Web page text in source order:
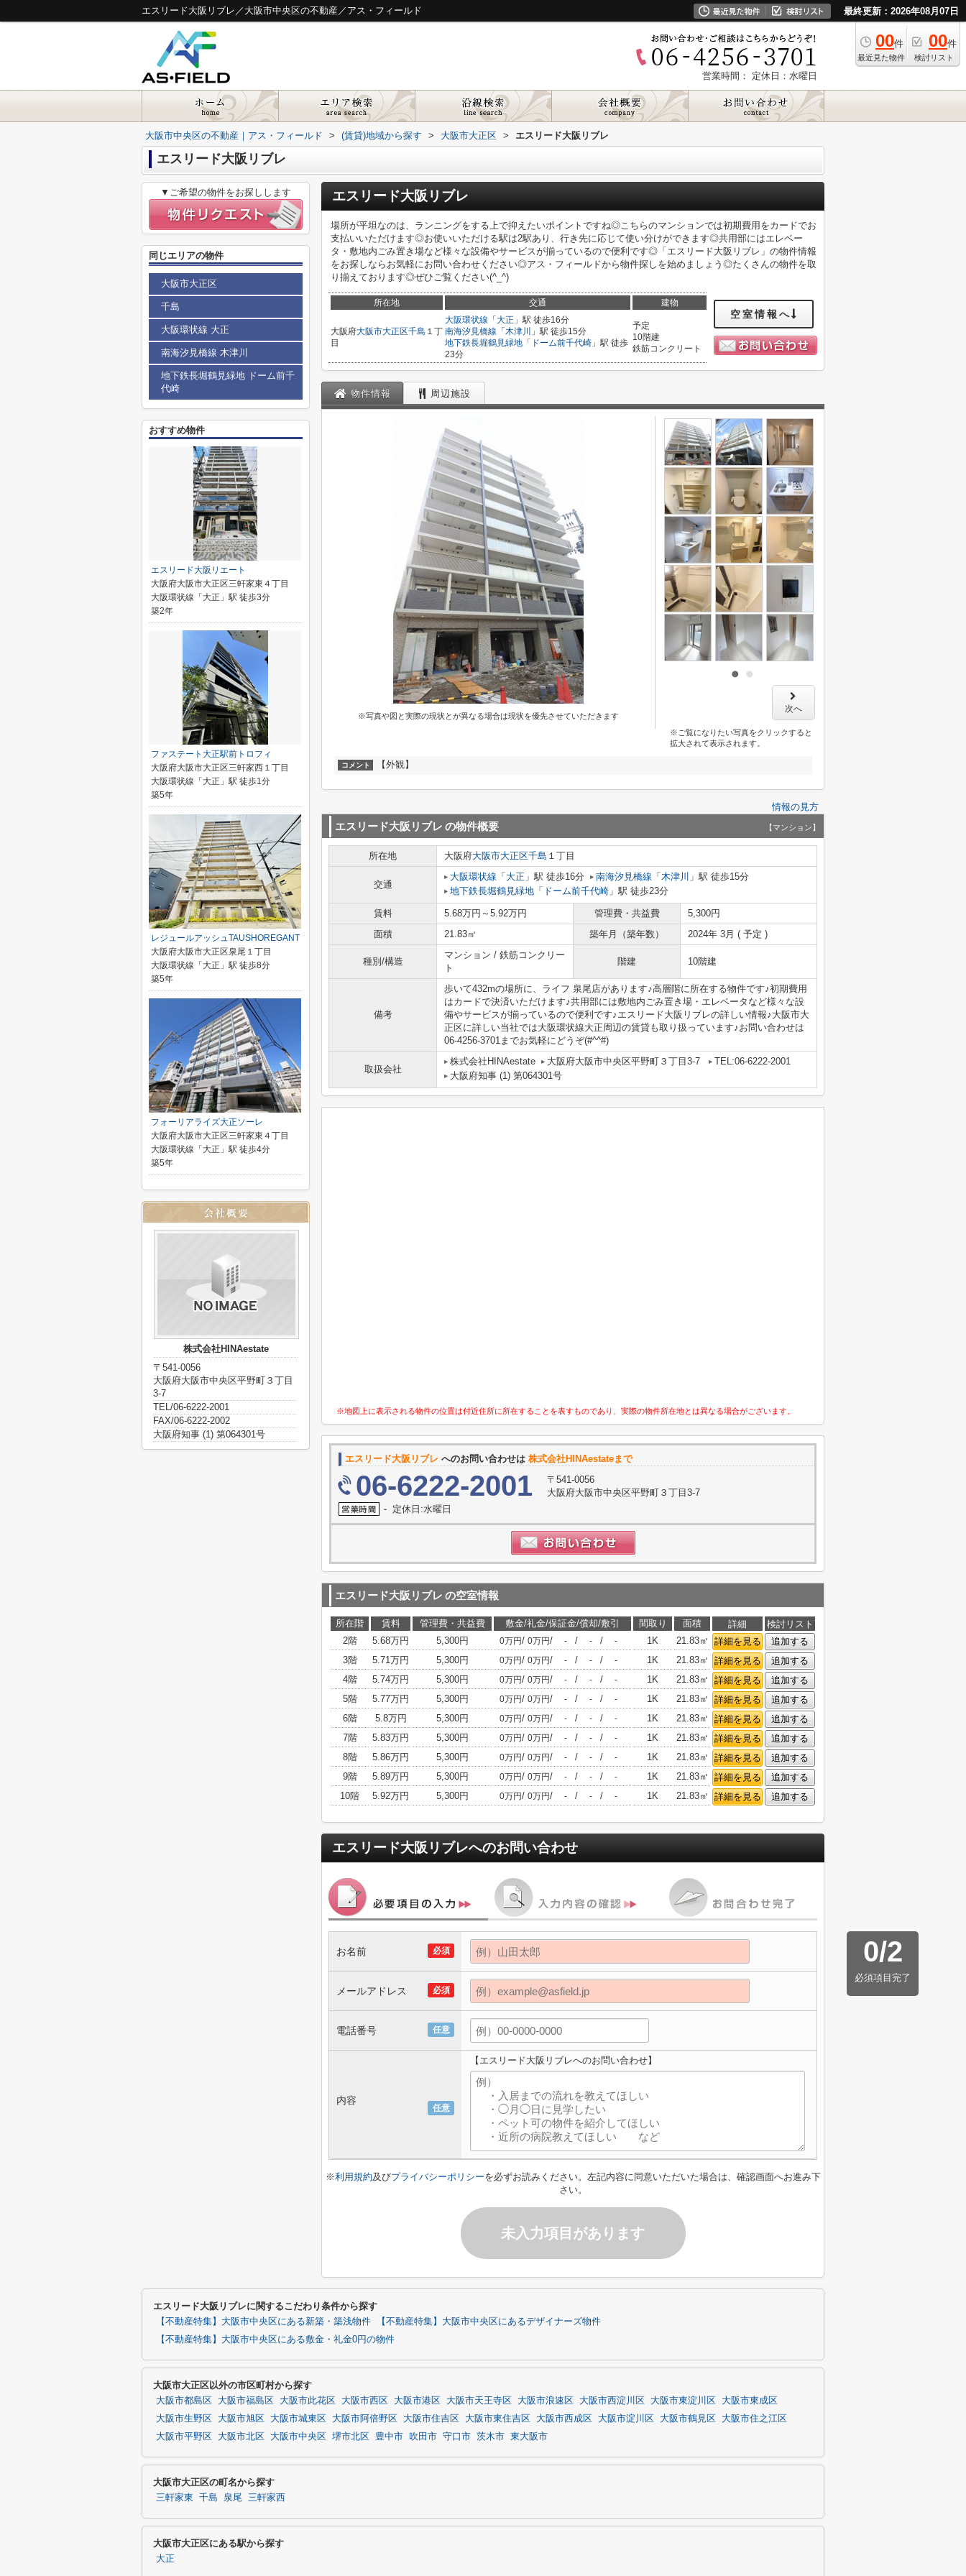
エスリード大阪リブレ／大阪市中央区の不動産／アス・フィールド 最終更新：2026年08月07日
00件
最近見た物件
00件
検討リスト
営業時間： 定休日：水曜日
大阪市中央区の不動産｜アス・フィールド > (賃貸)地域から探す > 大阪市大正区 > エスリード大阪リブレ
エスリード大阪リブレ
エスリード大阪リブレ
場所が平坦なのは、ランニングをする上で抑えたいポイントですね◎こちらのマンションでは初期費用をカードでお
支払いいただけます◎お使いいただける駅は2駅あり、行き先に応じて使い分けができます◎共用部にはエレベー
タ・敷地内ごみ置き場など様々な設備やサービスが揃っているので便利です◎「エスリード大阪リブレ」の物件情報
をお探しならお気軽にお問い合わせください◎アス・フィールドから物件探しを始めましょう◎たくさんの物件を取
り揃えております◎ぜひご覧ください(^_^)
所在地 交通 建物
大阪府大阪市大正区千島 １丁
目
大阪環状線 「 大正 」駅 徒歩16分
南海汐見橋線 「 木津川
」駅 徒歩15分
地下鉄長堀鶴見緑地 「 ドーム前千代崎 」駅 徒歩
23分
予定
10階建
鉄筋コンクリート
空室情報へ
物件情報 周辺施設
※写真や図と実際の現状とが異なる場合は現状を優先させていただきます
次へ
※ご覧になりたい写真をクリックすると
拡大されて表示されます。
コメント 【外観】
情報の見方
エスリード大阪リブレ の物件概要 【マンション】
所在地 大阪府大阪市大正区千島 １丁目
交通
大阪環状線 「 大正 」駅 徒歩16分 南海汐見橋線 「 木津川 」駅 徒歩15分
地下鉄長堀鶴見緑地 「 ドーム前千代崎 」駅 徒歩23分
賃料 5.68万円～5.92万円 管理費・共益費
5,300円
面積
21.83㎡ 築年月（築年数） 2024年 3月 ( 予定 )
種別/構造
マンション / 鉄筋コンクリー
ト
階建 10階建
備考
歩いて432mの場所に、ライフ 泉尾店があります♪高層階に所在する物件です♪初期費用
はカードで決済いただけます♪共用部には敷地内ごみ置き場・エレベータなど様々な設
備やサービスが揃っているので便利です♪エスリード大阪リブレの詳しい情報♪大阪市大
正区に詳しい当社では大阪環状線大正周辺の賃貸も取り扱っています♪お問い合わせは
06-4256-3701までお気軽にどうぞ(#^^#)
取扱会社
株式会社HINAestate 大阪府大阪市中央区平野町３丁目3-7
TEL:06-6222-2001
大阪府知事 (1) 第064301号
※地図上に表示される物件の位置は付近住所に所在することを表すものであり、実際の物件所在地とは異なる場合がございます。
エスリード大阪リブレ へのお問い合わせは 株式会社HINAestateまで
06-6222-2001
〒541-0056
大阪府大阪市中央区平野町３丁目3-7
- 定休日:水曜日
エスリード大阪リブレ の空室情報
所在階 賃料 管理費・共益費 敷金/礼金/保証金/償却/敷引 間取り 面積 詳細
検討リスト
2階
5.68万円 5,300円 0万円/ 0万円/ - / - / - 1K 21.83㎡ 詳細を見る
追加する
3階
5.71万円 5,300円 0万円/ 0万円/ - / - / - 1K 21.83㎡ 詳細を見る
追加する
4階
5.74万円 5,300円 0万円/ 0万円/ - / - / - 1K 21.83㎡ 詳細を見る
追加する
5階
5.77万円 5,300円 0万円/ 0万円/ - / - / - 1K 21.83㎡ 詳細を見る
追加する
6階
5.8万円 5,300円 0万円/ 0万円/ - / - / - 1K 21.83㎡ 詳細を見る
追加する
7階
5.83万円 5,300円 0万円/ 0万円/ - / - / - 1K 21.83㎡ 詳細を見る
追加する
8階
5.86万円 5,300円 0万円/ 0万円/ - / - / - 1K 21.83㎡ 詳細を見る
追加する
9階
5.89万円 5,300円 0万円/ 0万円/ - / - / - 1K 21.83㎡ 詳細を見る
追加する
10階
5.92万円 5,300円 0万円/ 0万円/ - / - / - 1K 21.83㎡ 詳細を見る 追加する
エスリード大阪リブレへのお問い合わせ
0/2
必須項目完了
必須
お名前
必須
メールアドレス
任意
電話番号
任意
内容
【エスリード大阪リブレへのお問い合わせ】
※利用規約及びプライバシーポリシーを必ずお読みください。左記内容に同意いただいた場合は、確認画面へお進み下
さい。
未入力項目があります
▼ご希望の物件をお探しします
同じエリアの物件
大阪市大正区
千島
大阪環状線 大正
南海汐見橋線 木津川
地下鉄長堀鶴見緑地 ドーム前千
代崎
おすすめ物件
エスリード大阪リエート
大阪府大阪市大正区三軒家東４丁目
大阪環状線「大正」駅 徒歩3分
築2年
ファステート大正駅前トロフィ
大阪府大阪市大正区三軒家西１丁目
大阪環状線「大正」駅 徒歩1分
築5年
レジュールアッシュTAUSHOREGANT
大阪府大阪市大正区泉尾１丁目
大阪環状線「大正」駅 徒歩8分
築5年
フォーリアライズ大正ソーレ
大阪府大阪市大正区三軒家東４丁目
大阪環状線「大正」駅 徒歩4分
築5年
株式会社HINAestate
〒541-0056
大阪府大阪市中央区平野町３丁目
3-7
TEL/06-6222-2001
FAX/06-6222-2002
大阪府知事 (1) 第064301号
エスリード大阪リブレに関するこだわり条件から探す
【不動産特集】大阪市中央区にある新築・築浅物件
【不動産特集】大阪市中央区にあるデザイナーズ物件
【不動産特集】大阪市中央区にある敷金・礼金0円の物件
大阪市大正区以外の市区町村から探す
大阪市都島区 大阪市福島区 大阪市此花区 大阪市西区 大阪市港区 大阪市天王寺区 大阪市浪速区 大阪市西淀川区 大阪市東淀川区
大阪市東成区
大阪市生野区
大阪市旭区 大阪市城東区 大阪市阿倍野区 大阪市住吉区 大阪市東住吉区 大阪市西成区 大阪市淀川区 大阪市鶴見区
大阪市住之江区
大阪市平野区
大阪市北区 大阪市中央区 堺市北区 豊中市 吹田市 守口市 茨木市 東大阪市
大阪市大正区の町名から探す
三軒家東 千島 泉尾 三軒家西
大阪市大正区にある駅から探す
大正